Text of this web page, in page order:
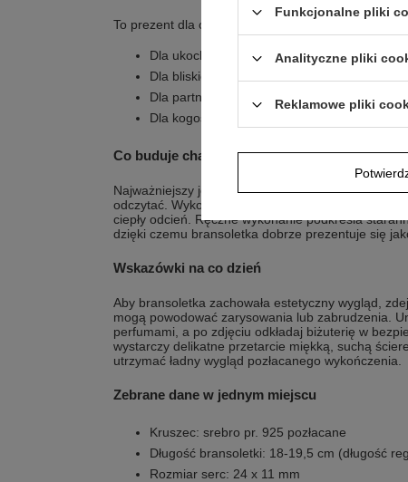
To prezent dla osób, które lubią biżuterię o
Dla ukochanej osoby na walentynki
Dla bliskiej osoby z okazji urodzin
Dla partnerki lub partnera na rocznicę
Dla kogoś, kto ceni pozłacane dodatki ze
Co buduje charakter wykonania?
Najważniejszy jest detal: dwie połączone ozdoby
odczytać. Wykonanie ze srebra pr. 925
ciepły odcień. Ręczne wykonanie podkreśla
dzięki czemu bransoletka dobrze prezentuje się
Wskazówki na co dzień
Aby bransoletka zachowała estetyczny wygląd,
mogą powodować zarysowania lub zabrudzenia.
perfumami, a po zdjęciu odkładaj biżuterię w
wystarczy delikatne przetarcie miękką, suchą
utrzymać ładny wygląd pozłacanego wykończenia.
Zebrane dane w jednym miejscu
Kruszec: srebro pr. 925 pozłacane
Długość bransoletki: 18-19,5 cm (długość
Rozmiar serc: 24 x 11 mm
Funkcjonalne pliki
Analityczne pliki
Reklamowe pliki